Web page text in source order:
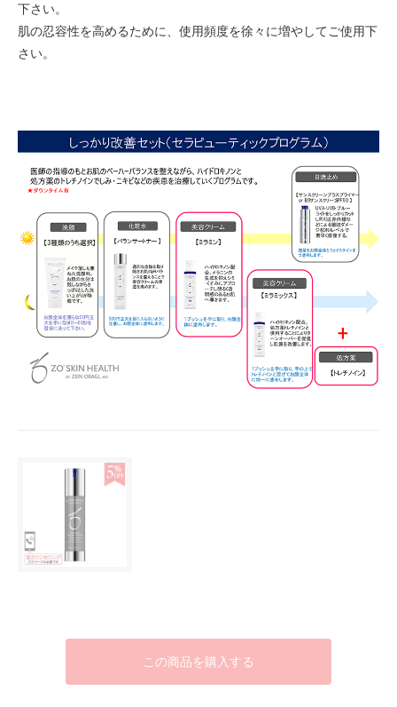
下さい。
肌の忍容性を高めるために、使用頻度を徐々に増やしてご使用下
さい。
この商品を購入する